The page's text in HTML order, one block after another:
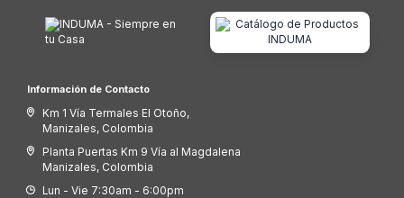
Información de Contacto
Km 1 Vía Termales El Otoño,
Manizales, Colombia
Planta Puertas Km 9 Vía al Magdalena
Manizales, Colombia
Lun - Vie 7:30am - 6:00pm